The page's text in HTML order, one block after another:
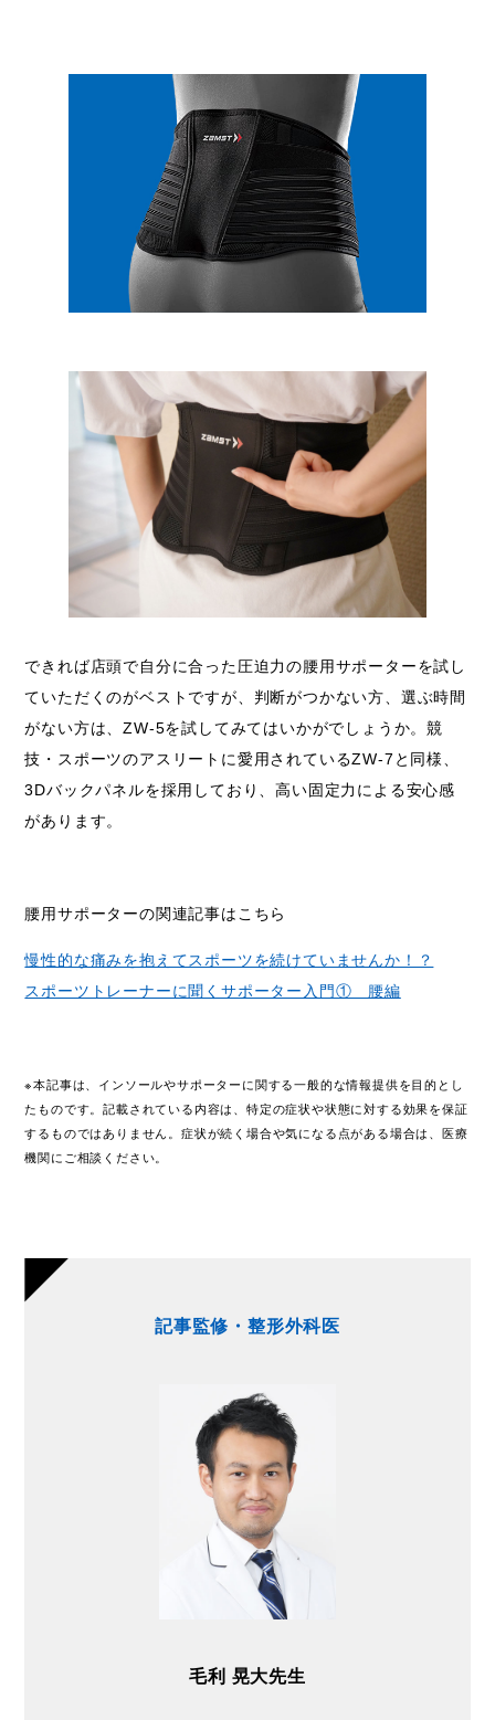
できれば店頭で自分に合った圧迫力の腰用サポーターを試し
ていただくのがベストですが、判断がつかない方、選ぶ時間
がない方は、ZW-5を試してみてはいかがでしょうか。競
技・スポーツのアスリートに愛用されているZW-7と同様、
3Dバックパネルを採用しており、高い固定力による安心感
があります。
腰用サポーターの関連記事はこちら
慢性的な痛みを抱えてスポーツを続けていませんか！？
スポーツトレーナーに聞くサポーター入門① 腰編
※本記事は、インソールやサポーターに関する一般的な情報提供を目的とし
たものです。記載されている内容は、特定の症状や状態に対する効果を保証
するものではありません。症状が続く場合や気になる点がある場合は、医療
機関にご相談ください。
記事監修・整形外科医
毛利 晃大先生